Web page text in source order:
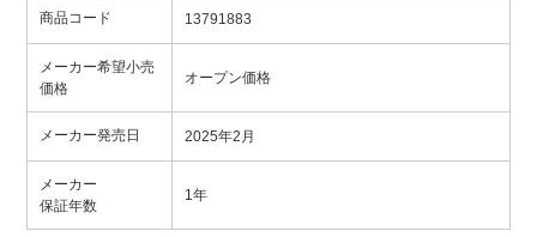
商品コード 13791883
メーカー希望小売
価格
オープン価格
メーカー発売日 2025年2月
メーカー
保証年数
1年